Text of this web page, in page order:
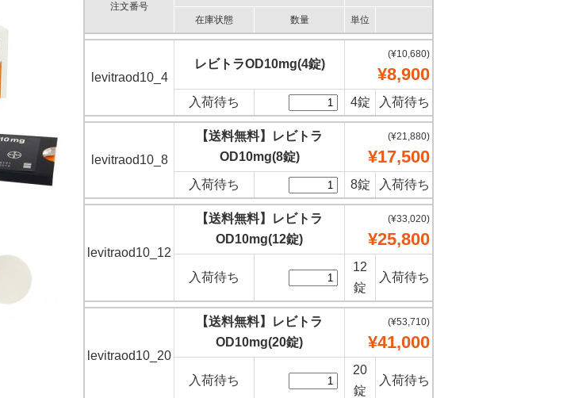
注文番号
在庫状態 数量 単位
levitraod10_4
レビトラOD10mg(4錠)
(¥10,680)
¥8,900
入荷待ち 4錠 入荷待ち
levitraod10_8
【送料無料】レビトラ
OD10mg(8錠)
(¥21,880)
¥17,500
入荷待ち 8錠 入荷待ち
levitraod10_12
【送料無料】レビトラ
OD10mg(12錠)
(¥33,020)
¥25,800
入荷待ち
12
錠
入荷待ち
levitraod10_20
【送料無料】レビトラ
OD10mg(20錠)
(¥53,710)
¥41,000
入荷待ち
20
錠
入荷待ち